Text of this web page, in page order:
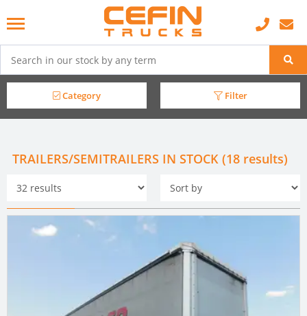
Category Filter
TRAILERS/SEMITRAILERS IN STOCK (18 results)